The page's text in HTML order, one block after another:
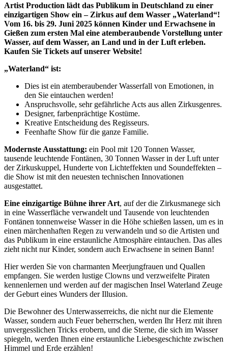
Artist Production lädt das Publikum in Deutschland zu einer
einzigartigen Show ein – Zirkus auf dem Wasser „Waterland“!
Vom 16. bis 29. Juni 2025 können Kinder und Erwachsene in
Gießen zum ersten Mal eine atemberaubende Vorstellung unter
Wasser, auf dem Wasser, an Land und in der Luft erleben.
Kaufen Sie Tickets auf unserer Website!
„Waterland“ ist:
Dies ist ein atemberaubender Wasserfall von Emotionen, in
den Sie eintauchen werden!
Anspruchsvolle, sehr gefährliche Acts aus allen Zirkusgenres.
Designer, farbenprächtige Kostüme.
Kreative Entscheidung des Regisseurs.
Feenhafte Show für die ganze Familie.
Modernste Ausstattung: ein Pool mit 120 Tonnen Wasser,
tausende leuchtende Fontänen, 30 Tonnen Wasser in der Luft unter
der Zirkuskuppel, Hunderte von Lichteffekten und Soundeffekten –
die Show ist mit den neuesten technischen Innovationen
ausgestattet.
Eine einzigartige Bühne ihrer Art, auf der die Zirkusmanege sich
in eine Wasserfläche verwandelt und Tausende von leuchtenden
Fontänen tonnenweise Wasser in die Höhe schießen lassen, um es in
einen märchenhaften Regen zu verwandeln und so die Artisten und
das Publikum in eine erstaunliche Atmosphäre eintauchen. Das alles
zieht nicht nur Kinder, sondern auch Erwachsene in seinen Bann!
Hier werden Sie von charmanten Meerjungfrauen und Quallen
empfangen. Sie werden lustige Clowns und verzweifelte Piraten
kennenlernen und werden auf der magischen Insel Waterland Zeuge
der Geburt eines Wunders der Illusion.
Die Bewohner des Unterwasserreichs, die nicht nur die Elemente
Wasser, sondern auch Feuer beherrschen, werden Ihr Herz mit ihren
unvergesslichen Tricks erobern, und die Sterne, die sich im Wasser
spiegeln, werden Ihnen eine erstaunliche Liebesgeschichte zwischen
Himmel und Erde erzählen!